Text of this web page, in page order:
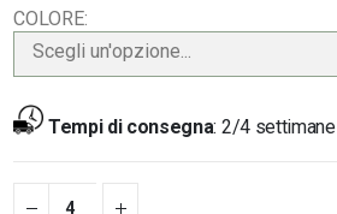
COLORE
Scegli un'opzione...
Tempi di consegna: 2/4 settimane